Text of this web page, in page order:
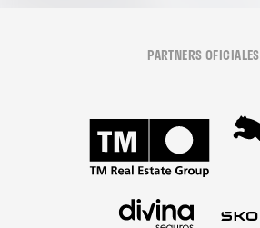
PARTNERS OFICIALES